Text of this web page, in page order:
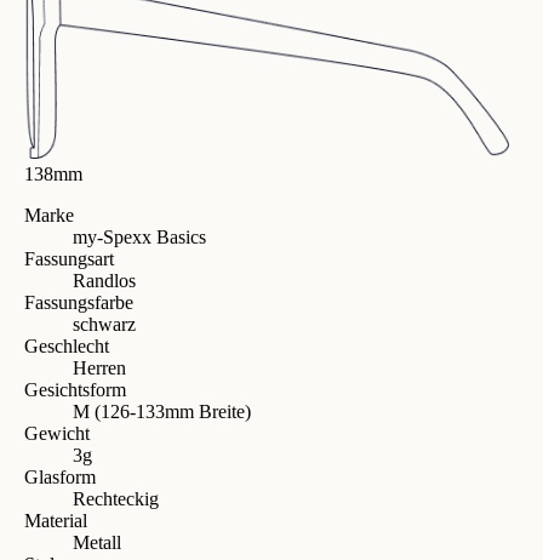
138mm
Marke
my-Spexx Basics
Fassungsart
Randlos
Fassungsfarbe
schwarz
Geschlecht
Herren
Gesichtsform
M (126-133mm Breite)
Gewicht
3g
Glasform
Rechteckig
Material
Metall